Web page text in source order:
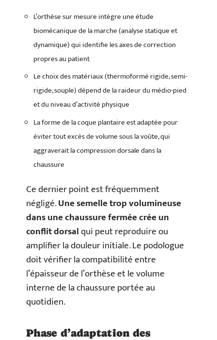
L’orthèse sur mesure intègre une étude
biomécanique de la marche (analyse statique et
dynamique) qui identifie les axes de correction
propres au patient
Le choix des matériaux (thermoformé rigide, semi-
rigide, souple) dépend de la raideur du médio-pied
et du niveau d’activité physique
La forme de la coque plantaire est adaptée pour
éviter tout excès de volume sous la voûte, qui
aggraverait la compression dorsale dans la
chaussure
Ce dernier point est fréquemment
négligé.Une semelle trop volumineuse
dans une chaussure fermée crée un
conflit dorsalqui peut reproduire ou
amplifier la douleur initiale. Le podologue
doit vérifier la compatibilité entre
l’épaisseur de l’orthèse et le volume
interne de la chaussure portée au
quotidien.
Phase d’adaptation des